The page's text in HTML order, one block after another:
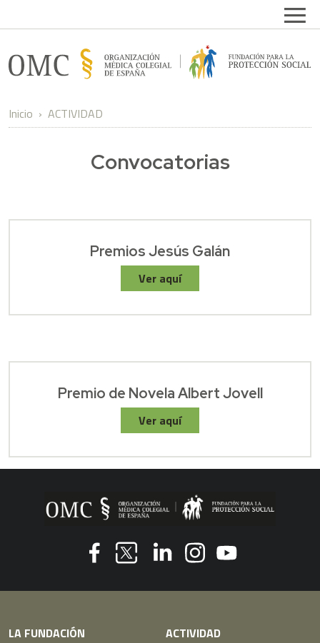
Inicio ACTIVIDAD
Convocatorias
Premios Jesús Galán
Ver aquí
Premio de Novela Albert Jovell
Ver aquí
LA FUNDACIÓN
ACTIVIDAD